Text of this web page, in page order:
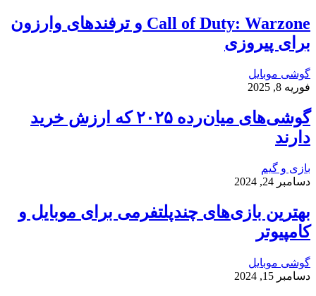
Call of Duty: Warzone و ترفندهای وارزون
برای پیروزی
گوشی موبایل
فوریه 8, 2025
گوشی‌های میان‌رده ۲۰۲۵ که ارزش خرید
دارند
بازی و گیم
دسامبر 24, 2024
بهترین بازی‌های چندپلتفرمی برای موبایل و
کامپیوتر
گوشی موبایل
دسامبر 15, 2024